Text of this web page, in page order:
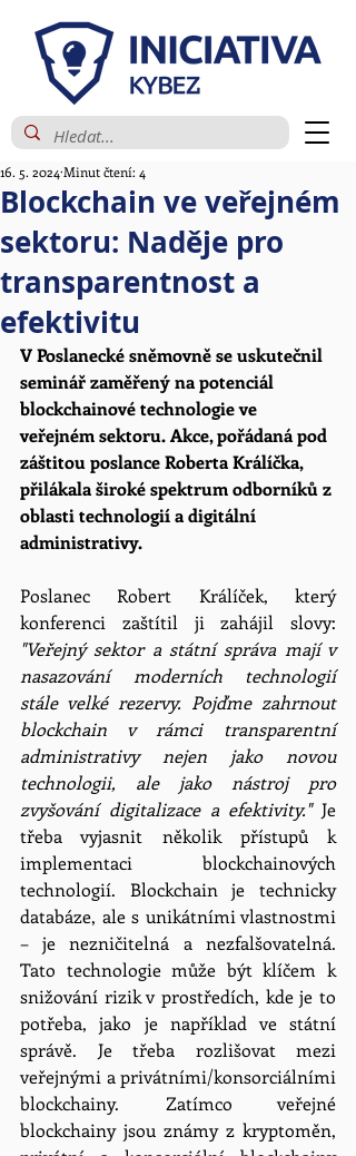
Blockchain ve veřejném
sektoru: Naděje pro
transparentnost a
efektivitu
16. 5. 2024 Minut čtení: 4
V Poslanecké sněmovně se uskutečnil
seminář zaměřený na potenciál
blockchainové technologie ve
veřejném sektoru. Akce, pořádaná pod
záštitou poslance Roberta Králíčka,
přilákala široké spektrum odborníků z
oblasti technologií a digitální
administrativy.
Poslanec Robert Králíček, který
"Veřejný sektor a státní správa mají v
nasazování moderních technologií
stále velké rezervy. Pojďme zahrnout
blockchain v rámci transparentní
administrativy nejen jako novou
technologii, ale jako nástroj pro
zvyšování digitalizace a efektivity." Je
třeba vyjasnit několik přístupů k
implementaci blockchainových
technologií. Blockchain je technicky
databáze, ale s unikátními vlastnostmi
– je nezničitelná a nezfalšovatelná.
Tato technologie může být klíčem k
snižování rizik v prostředích, kde je to
potřeba, jako je například ve státní
správě. Je třeba rozlišovat mezi
veřejnými a privátními/konsorciálními
blockchainy. Zatímco veřejné
blockchainy jsou známy z kryptoměn,